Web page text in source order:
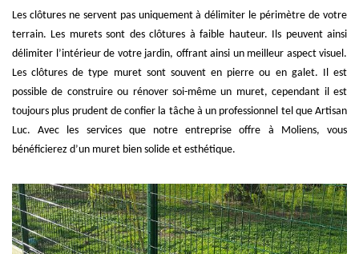
Les clôtures ne servent pas uniquement à délimiter le périmètre de votre
terrain. Les murets sont des clôtures à faible hauteur. Ils peuvent ainsi
délimiter l’intérieur de votre jardin, offrant ainsi un meilleur aspect visuel.
Les clôtures de type muret sont souvent en pierre ou en galet. Il est
possible de construire ou rénover soi-même un muret, cependant il est
toujours plus prudent de confier la tâche à un professionnel tel que Artisan
Luc. Avec les services que notre entreprise offre à Moliens, vous
bénéficierez d’un muret bien solide et esthétique.